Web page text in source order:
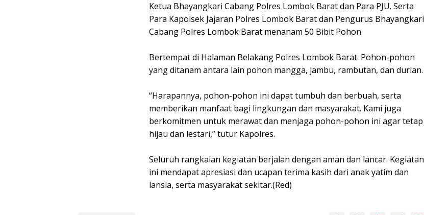
Ketua Bhayangkari Cabang Polres Lombok Barat dan Para PJU. Serta
Para Kapolsek Jajaran Polres Lombok Barat dan Pengurus Bhayangkari
Cabang Polres Lombok Barat menanam 50 Bibit Pohon.
Bertempat di Halaman Belakang Polres Lombok Barat. Pohon-pohon
yang ditanam antara lain pohon mangga, jambu, rambutan, dan durian.
“Harapannya, pohon-pohon ini dapat tumbuh dan berbuah, serta
memberikan manfaat bagi lingkungan dan masyarakat. Kami juga
berkomitmen untuk merawat dan menjaga pohon-pohon ini agar tetap
hijau dan lestari,” tutur Kapolres.
Seluruh rangkaian kegiatan berjalan dengan aman dan lancar. Kegiatan
ini mendapat apresiasi dan ucapan terima kasih dari anak yatim dan
lansia, serta masyarakat sekitar.(Red)